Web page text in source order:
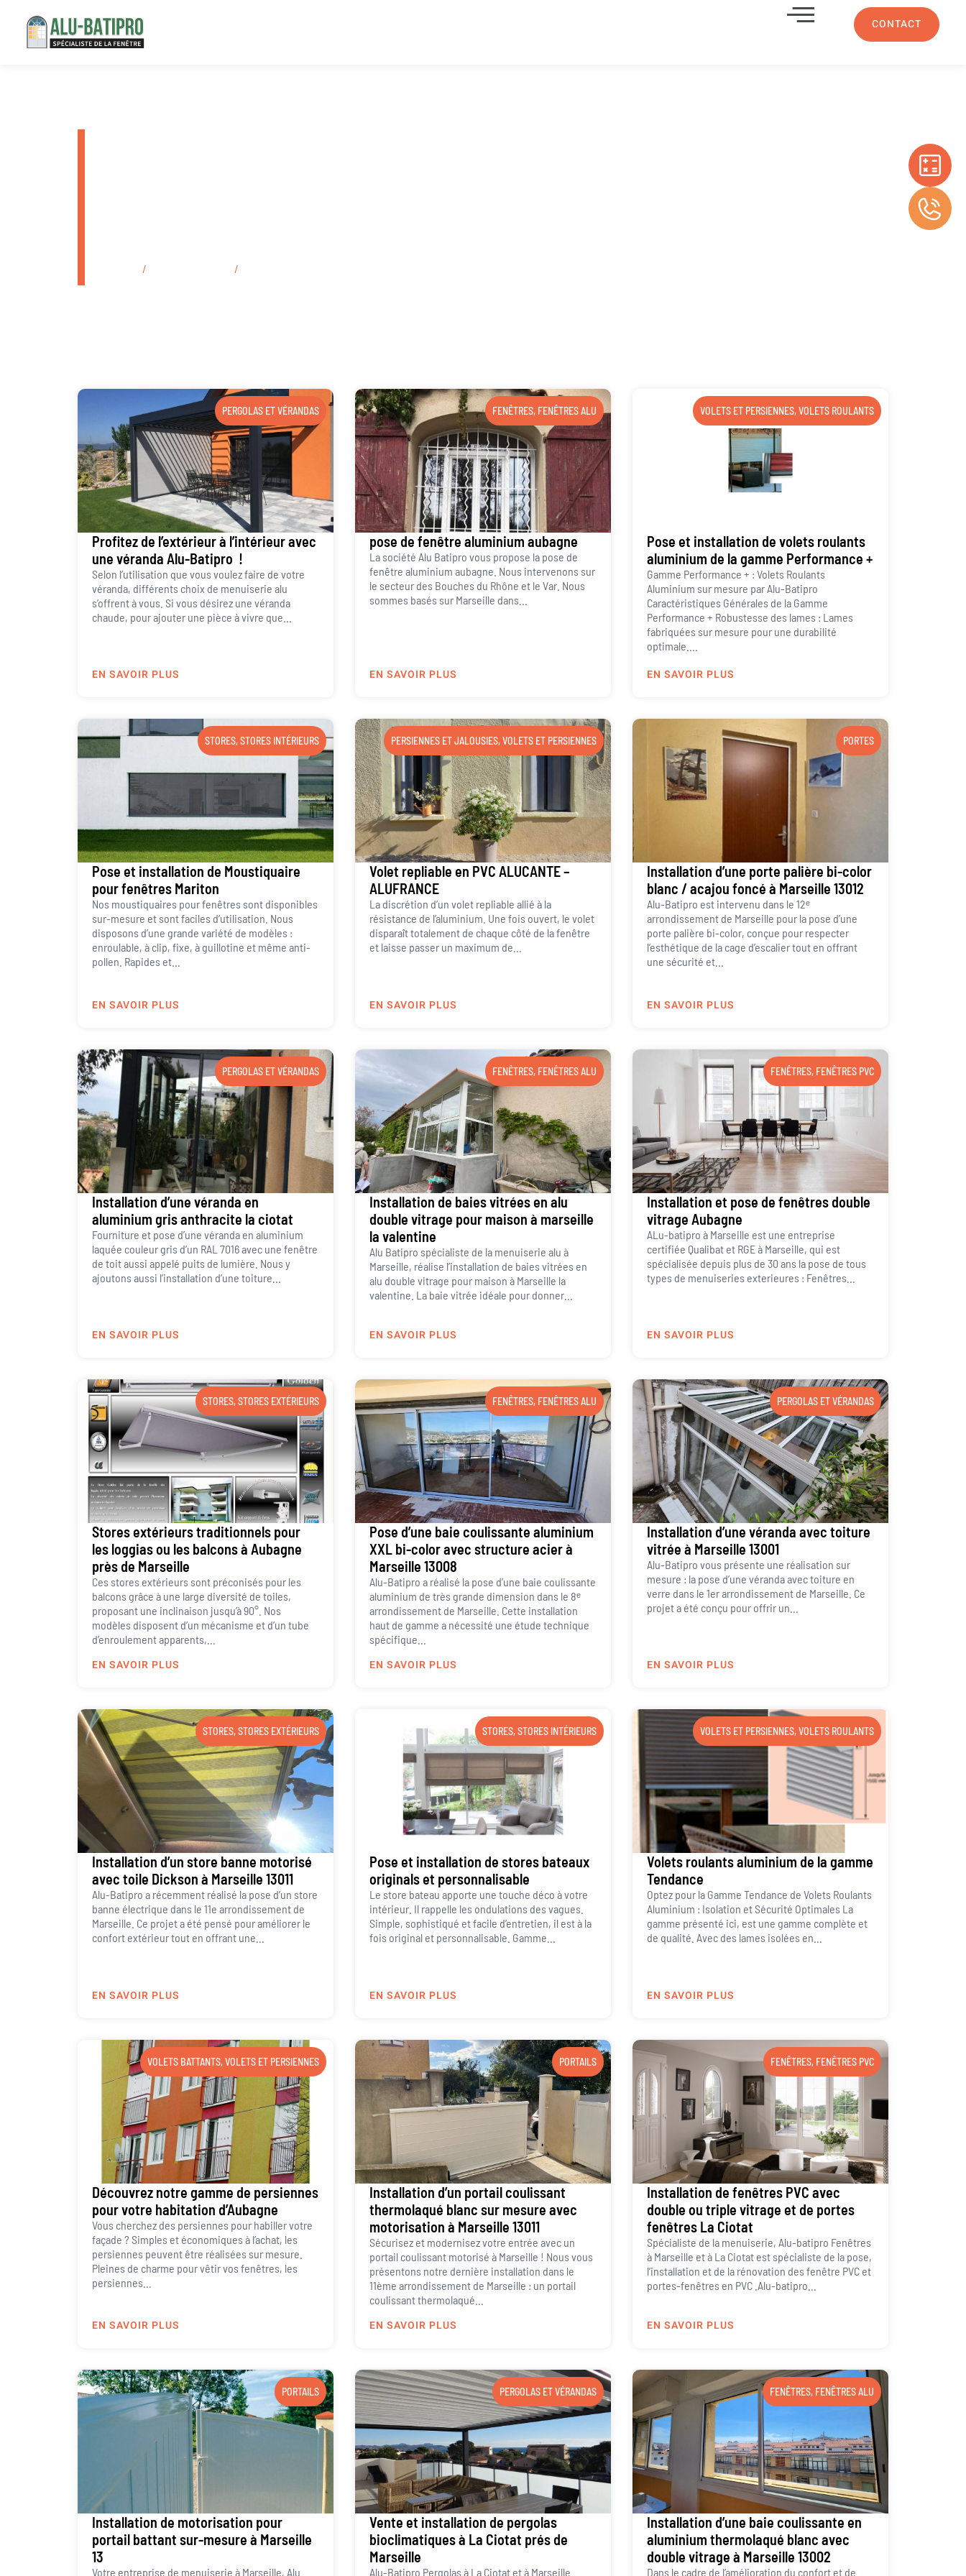
CONTACT
/ /
PERGOLAS ET VÉRANDAS
Profitez de l’extérieur à l’intérieur avec
une véranda Alu-Batipro !
Selon l’utilisation que vous voulez faire de votre
véranda, différents choix de menuiserie alu
s’offrent à vous. Si vous désirez une véranda
chaude, pour ajouter une pièce à vivre que...
EN SAVOIR PLUS
FENÊTRES, FENÊTRES ALU
pose de fenêtre aluminium aubagne
La société Alu Batipro vous propose la pose de
fenêtre aluminium aubagne. Nous intervenons sur
le secteur des Bouches du Rhône et le Var. Nous
sommes basés sur Marseille dans...
EN SAVOIR PLUS
VOLETS ET PERSIENNES,VOLETS ROULANTS
Pose et installation de volets roulants
aluminium de la gamme Performance +
Gamme Performance + : Volets Roulants
Aluminium sur mesure par Alu-Batipro
Caractéristiques Générales de la Gamme
Performance + Robustesse des lames : Lames
fabriquées sur mesure pour une durabilité
optimale....
EN SAVOIR PLUS
STORES,STORES INTÉRIEURS
Pose et installation de Moustiquaire
pour fenêtres Mariton
Nos moustiquaires pour fenêtres sont disponibles
sur-mesure et sont faciles d’utilisation. Nous
disposons d’une grande variété de modèles :
enroulable, à clip, fixe, à guillotine et même anti-
pollen. Rapides et...
EN SAVOIR PLUS
PERSIENNES ET JALOUSIES,VOLETS ET PERSIENNES
Volet repliable en PVC ALUCANTE –
ALUFRANCE
La discrétion d’un volet repliable allié à la
résistance de l’aluminium. Une fois ouvert, le volet
disparaît totalement de chaque côté de la fenêtre
et laisse passer un maximum de...
EN SAVOIR PLUS
PORTES
Installation d’une porte palière bi-color
blanc / acajou foncé à Marseille 13012
Alu-Batipro est intervenu dans le 12ᵉ
arrondissement de Marseille pour la pose d’une
porte palière bi-color, conçue pour respecter
l’esthétique de la cage d’escalier tout en offrant
une sécurité et...
EN SAVOIR PLUS
PERGOLAS ET VÉRANDAS
Installation d’une véranda en
aluminium gris anthracite la ciotat
Fourniture et pose d’une véranda en aluminium
laquée couleur gris d’un RAL 7016 avec une fenêtre
de toit aussi appelé puits de lumière. Nous y
ajoutons aussi l’installation d’une toiture...
EN SAVOIR PLUS
FENÊTRES, FENÊTRES ALU
Installation de baies vitrées en alu
double vitrage pour maison à marseille
la valentine
Alu Batipro spécialiste de la menuiserie alu à
Marseille, réalise l’installation de baies vitrées en
alu double vitrage pour maison à Marseille la
valentine. La baie vitrée idéale pour donner...
EN SAVOIR PLUS
FENÊTRES, FENÊTRES PVC
Installation et pose de fenêtres double
vitrage Aubagne
ALu-batipro à Marseille est une entreprise
certifiée Qualibat et RGE à Marseille, qui est
spécialisée depuis plus de 30 ans la pose de tous
types de menuiseries exterieures : Fenêtres...
EN SAVOIR PLUS
STORES,STORES EXTÉRIEURS
Stores extérieurs traditionnels pour
les loggias ou les balcons à Aubagne
près de Marseille
Ces stores extérieurs sont préconisés pour les
balcons grâce à une large diversité de toiles,
proposant une inclinaison jusqu’à 90°. Nos
modèles disposent d’un mécanisme et d’un tube
d’enroulement apparents,...
EN SAVOIR PLUS
FENÊTRES, FENÊTRES ALU
Pose d’une baie coulissante aluminium
XXL bi-color avec structure acier à
Marseille 13008
Alu-Batipro a réalisé la pose d’une baie coulissante
aluminium de très grande dimension dans le 8ᵉ
arrondissement de Marseille. Cette installation
haut de gamme a nécessité une étude technique
spécifique...
EN SAVOIR PLUS
PERGOLAS ET VÉRANDAS
Installation d’une véranda avec toiture
vitrée à Marseille 13001
Alu-Batipro vous présente une réalisation sur
mesure : la pose d’une véranda avec toiture en
verre dans le 1er arrondissement de Marseille. Ce
projet a été conçu pour offrir un...
EN SAVOIR PLUS
STORES,STORES EXTÉRIEURS
Installation d’un store banne motorisé
avec toile Dickson à Marseille 13011
Alu-Batipro a récemment réalisé la pose d’un store
banne électrique dans le 11e arrondissement de
Marseille. Ce projet a été pensé pour améliorer le
confort extérieur tout en offrant une...
EN SAVOIR PLUS
STORES,STORES INTÉRIEURS
Pose et installation de stores bateaux
originals et personnalisable
Le store bateau apporte une touche déco à votre
intérieur. Il rappelle les ondulations des vagues.
Simple, sophistiqué et facile d’entretien, il est à la
fois original et personnalisable. Gamme...
EN SAVOIR PLUS
VOLETS ET PERSIENNES,VOLETS ROULANTS
Volets roulants aluminium de la gamme
Tendance
Optez pour la Gamme Tendance de Volets Roulants
Aluminium : Isolation et Sécurité Optimales La
gamme présenté ici, est une gamme complète et
de qualité. Avec des lames isolées en...
EN SAVOIR PLUS
VOLETS BATTANTS,VOLETS ET PERSIENNES
Découvrez notre gamme de persiennes
pour votre habitation d’Aubagne
Vous cherchez des persiennes pour habiller votre
façade ? Simples et économiques à l’achat, les
persiennes peuvent être réalisées sur mesure.
Pleines de charme pour vêtir vos fenêtres, les
persiennes...
EN SAVOIR PLUS
PORTAILS
Installation d’un portail coulissant
thermolaqué blanc sur mesure avec
motorisation à Marseille 13011
Sécurisez et modernisez votre entrée avec un
portail coulissant motorisé à Marseille ! Nous vous
présentons notre dernière installation dans le
11ème arrondissement de Marseille : un portail
coulissant thermolaqué...
EN SAVOIR PLUS
FENÊTRES, FENÊTRES PVC
Installation de fenêtres PVC avec
double ou triple vitrage et de portes
fenêtres La Ciotat
Spécialiste de la menuiserie, Alu-batipro Fenêtres
à Marseille et à La Ciotat est spécialiste de la pose,
l’installation et de la rénovation des fenêtre PVC et
portes-fenêtres en PVC .Alu-batipro...
EN SAVOIR PLUS
PORTAILS
Installation de motorisation pour
portail battant sur-mesure à Marseille
13
Votre entreprise de menuiserie à Marseille, Alu
PERGOLAS ET VÉRANDAS
Vente et installation de pergolas
bioclimatiques à La Ciotat prés de
Marseille
Alu-Batipro Pergolas à La Ciotat et à Marseille
FENÊTRES, FENÊTRES ALU
Installation d’une baie coulissante en
aluminium thermolaqué blanc avec
double vitrage à Marseille 13002
Dans le cadre de l’amélioration du confort et de